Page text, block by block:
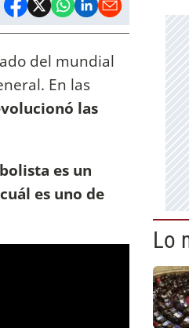
del mundial
En las
las
es un
es uno de
Lo